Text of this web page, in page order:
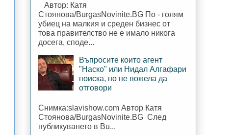
Автор: Катя
Стоянова/BurgasNovinite.BG По - голям
убиец на малкия и среден бизнес от
това правителство не е имало никога
досега, споде...
Въпросите които агент
"Наско" или Нидал Алгафари
поиска, но не пожела да
отговори
Снимка:slavishow.com Автор Катя
Стоянова/BurgasNovinite.BG След
публикуването в Bu...